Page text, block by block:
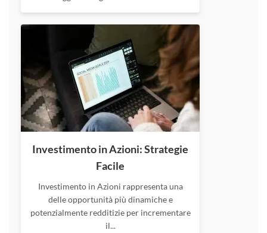
Investimento in Azioni: Strategie
Facile
Investimento in Azioni rappresenta una
delle opportunità più dinamiche e
potenzialmente redditizie per incrementare
il...